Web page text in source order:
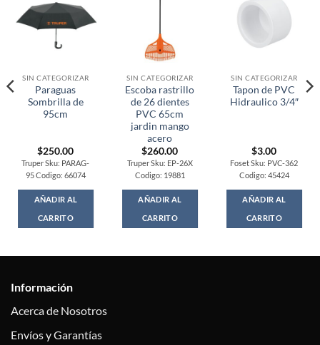
SIN CATEGORIZAR
Paraguas
Sombrilla de
95cm
$250.00
Truper Sku: PARAG-
95 Codigo: 66074
AÑADIR AL
CARRITO
SIN CATEGORIZAR
Escoba rastrillo
de 26 dientes
PVC 65cm
jardin mango
acero
$260.00
Truper Sku: EP-26X
Codigo: 19881
AÑADIR AL
CARRITO
SIN CATEGORIZAR
Tapon de PVC
Hidraulico 3/4″
$3.00
Foset Sku: PVC-362
Codigo: 45424
AÑADIR AL
CARRITO
Información
Acerca de Nosotros
Envíos y Garantías